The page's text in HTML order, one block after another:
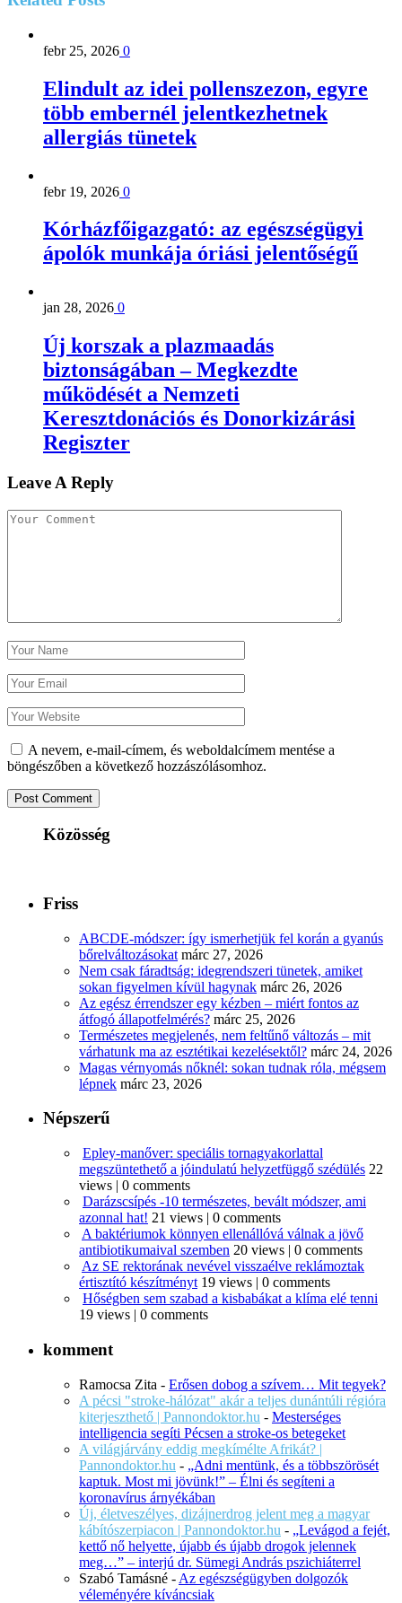
febr 25, 2026 0
Elindult az idei pollenszezon, egyre
több embernél jelentkezhetnek
allergiás tünetek
febr 19, 2026 0
Kórházfőigazgató: az egészségügyi
ápolók munkája óriási jelentőségű
jan 28, 2026 0
Új korszak a plazmaadás
biztonságában – Megkezdte
működését a Nemzeti
Keresztdonációs és Donorkizárási
Regiszter
Leave A Reply
A nevem, e-mail-címem, és weboldalcímem mentése a
böngészőben a következő hozzászólásomhoz.
Közösség
Friss
ABCDE‑módszer: így ismerhetjük fel korán a gyanús
bőrelváltozásokat márc 27, 2026
Nem csak fáradtság: idegrendszeri tünetek, amiket
sokan figyelmen kívül hagynak márc 26, 2026
Az egész érrendszer egy kézben – miért fontos az
átfogó állapotfelmérés? márc 25, 2026
Természetes megjelenés, nem feltűnő változás – mit
várhatunk ma az esztétikai kezelésektől? márc 24, 2026
Magas vérnyomás nőknél: sokan tudnak róla, mégsem
lépnek márc 23, 2026
Népszerű
Epley-manőver: speciális tornagyakorlattal
megszüntethető a jóindulatú helyzetfüggő szédülés 22
views | 0 comments
Darázscsípés -10 természetes, bevált módszer, ami
azonnal hat! 21 views | 0 comments
A baktériumok könnyen ellenállóvá válnak a jövő
antibiotikumaival szemben 20 views | 0 comments
Az SE rektorának nevével visszaélve reklámoztak
értisztító készítményt 19 views | 0 comments
Hőségben sem szabad a kisbabákat a klíma elé tenni
19 views | 0 comments
komment
Ramocsa Zita - Erősen dobog a szívem… Mit tegyek?
A pécsi "stroke-hálózat" akár a teljes dunántúli régióra
kiterjeszthető | Pannondoktor.hu - Mesterséges
intelligencia segíti Pécsen a stroke-os betegeket
A világjárvány eddig megkímélte Afrikát? |
Pannondoktor.hu - „Adni mentünk, és a többszörösét
kaptuk. Most mi jövünk!” – Élni és segíteni a
koronavírus árnyékában
Új, életveszélyes, dizájnerdrog jelent meg a magyar
kábítószerpiacon | Pannondoktor.hu - „Levágod a fejét,
kettő nő helyette, újabb és újabb drogok jelennek
meg…” – interjú dr. Sümegi András pszichiáterrel
Szabó Tamásné - Az egészségügyben dolgozók
véleményére kíváncsiak